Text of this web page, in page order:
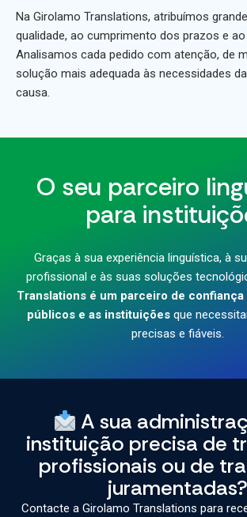
Na Girolamo Translations, atribuímos
qualidade, ao cumprimento dos prazos e
Analisamos cada pedido com atenção, de
solução mais adequada às necessidades
causa.
O seu parceiro
para
Graças à sua experiência linguística, à
profissional e às suas soluções
Translations é um parceiro de
públicos e as instituiçõesque
precisas e fiáveis.
A sua
instituição precisa de
profissionais ou de
juramentadas?
Contacte a Girolamo Translations para